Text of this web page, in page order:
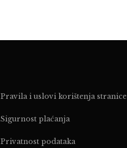
Pravila i uslovi korištenja stranice
Sigurnost plaćanja
Privatnost podataka